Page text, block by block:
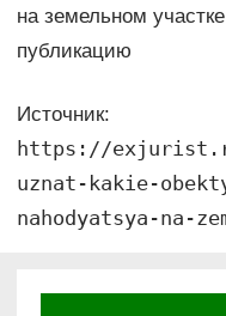
на земельном
публикацию
Источник:
https://
uznat-kakie-
nahodyatsya-na-